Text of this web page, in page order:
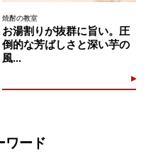
焼酎の教室
お湯割りが抜群に旨い。圧
倒的な芳ばしさと深い芋の
風...
ワード